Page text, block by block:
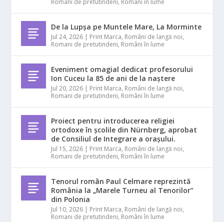
Romani de pretutindeni, Români în lume
De la Lupșa pe Muntele Mare, La Morminte
Jul 24, 2026 | Print Marca, Români de langă noi,
Romani de pretutindeni, Români în lume
Eveniment omagial dedicat profesorului
Ion Cuceu la 85 de ani de la naștere
Jul 20, 2026 | Print Marca, Români de langă noi,
Romani de pretutindeni, Români în lume
Proiect pentru introducerea religiei
ortodoxe în școlile din Nürnberg, aprobat
de Consiliul de Integrare a orașului.
Jul 15, 2026 | Print Marca, Români de langă noi,
Romani de pretutindeni, Români în lume
Tenorul român Paul Celmare reprezintă
România la „Marele Turneu al Tenorilor”
din Polonia
Jul 10, 2026 | Print Marca, Români de langă noi,
Romani de pretutindeni, Români în lume